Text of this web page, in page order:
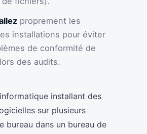
proprement les
installations pour éviter
de conformité de
des audits.